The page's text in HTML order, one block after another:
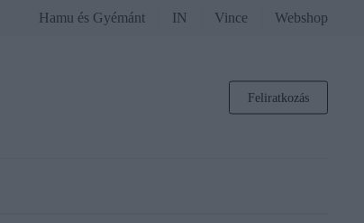
Hamu és Gyémánt IN Vince Webshop
Feliratkozás